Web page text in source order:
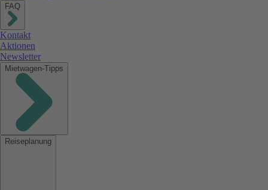
FAQ
Kontakt
Aktionen
Newsletter
Mietwagen-Tipps
Reiseplanung